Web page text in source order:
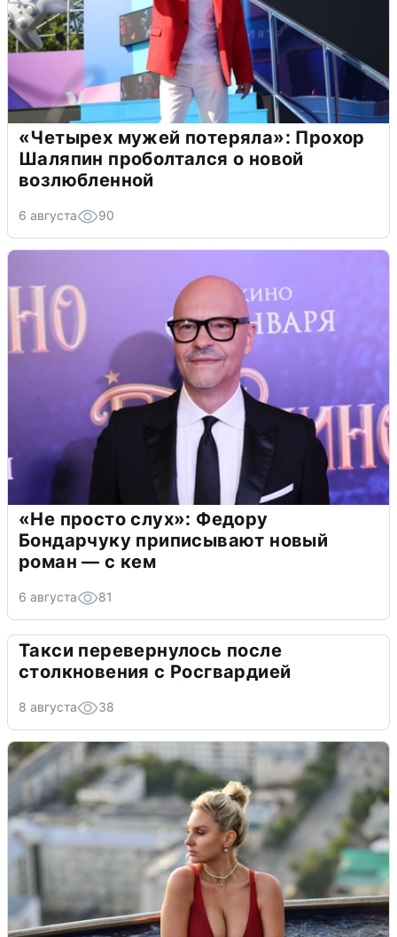
«Четырех мужей потеряла»: Прохор
Шаляпин проболтался о новой
возлюбленной
6 августа 90
«Не просто слух»: Федору
Бондарчуку приписывают новый
роман — с кем
6 августа 81
Такси перевернулось после
столкновения с Росгвардией
8 августа 38